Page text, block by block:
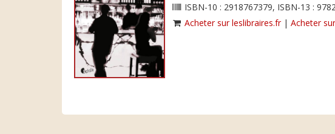
ISBN-10 : 2918767379, ISBN-13 :
Acheter sur leslibraires.fr| Acheter